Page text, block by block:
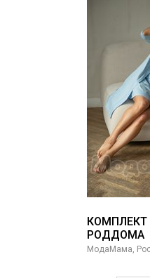
КОМПЛЕКТ
РОДДОМА
МодаМама,